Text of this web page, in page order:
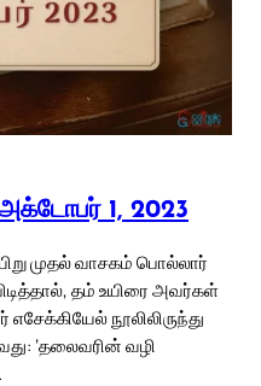
1, 2023
முதல் வாசகம் பொல்லார்
தம் உயிரை அவர்கள்
நூலிலிருந்து
‘தலைவரின் வழி